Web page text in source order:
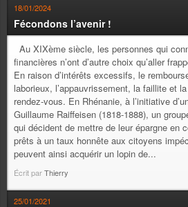
18/01/2024
Fécondons l’avenir !
Au XIXème siècle, les personnes qui
financières n’ont d’autre choix qu’aller
En raison d’intérêts excessifs, le
laborieux, l’appauvrissement, la faillite et
rendez-vous. En Rhénanie, à l’initiative
Guillaume Raiffeisen (1818-1888), un
qui décident de mettre de leur épargne en
prêts à un taux honnête aux citoyens
peuvent ainsi acquérir un lopin de...
Écrit parThierry
25/01/2021